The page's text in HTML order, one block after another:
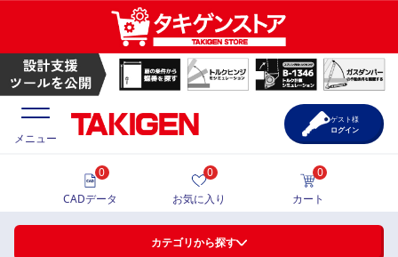
価格一覧
メニュー
カテゴリから探す
0
CADデータ
0
お気に入り
0
カート
ゲスト様
ログイン
平面スイングハンドル | TAKIGEN | タキゲン製造株式会社